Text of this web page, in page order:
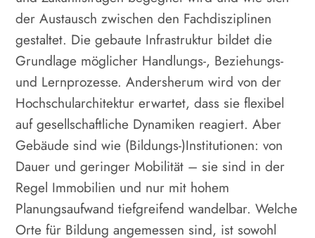
der Austausch zwischen den Fachdisziplinen
gestaltet. Die gebaute Infrastruktur bildet die
Grundlage möglicher Handlungs-, Beziehungs-
und Lernprozesse. Andersherum wird von der
Hochschularchitektur erwartet, dass sie flexibel
auf gesellschaftliche Dynamiken reagiert. Aber
Gebäude sind wie (Bildungs-)Institutionen: von
Dauer und geringer Mobilität – sie sind in der
Regel Immobilien und nur mit hohem
Planungsaufwand tiefgreifend wandelbar. Welche
Orte für Bildung angemessen sind, ist sowohl